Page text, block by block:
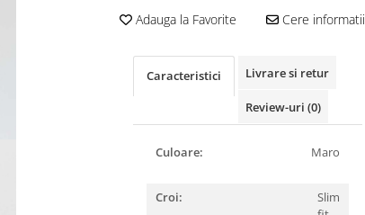
Adauga la Favorite Cere informatii
Caracteristici Livrare si retur
Review-uri (0)
Culoare: Maro
Croi:
Slim